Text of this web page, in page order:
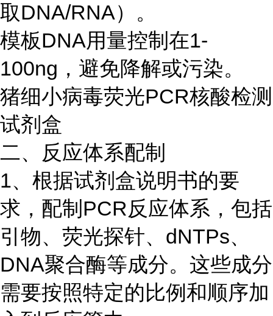
取DNA/RNA）。
模板DNA用量控制在1-
100ng，避免降解或污染。
猪细小病毒荧光PCR核酸检测
试剂盒
二、反应体系配制
1、根据试剂盒说明书的要
求，配制PCR反应体系，包括
引物、荧光探针、dNTPs、
DNA聚合酶等成分。这些成分
需要按照特定的比例和顺序加